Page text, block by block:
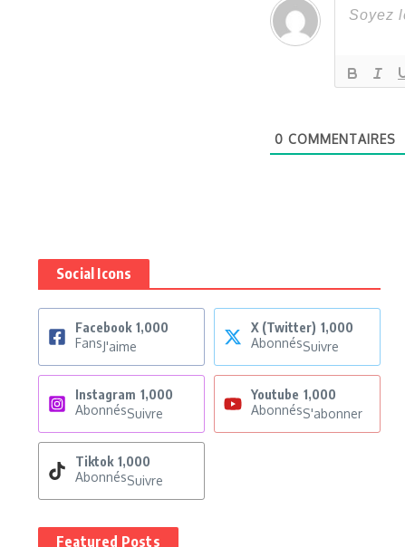
0 COMMENTAIRES
Social Icons
Facebook 1,000
FansJ'aime
X (Twitter) 1,000
AbonnésSuivre
Instagram 1,000
AbonnésSuivre
Youtube 1,000
AbonnésS'abonner
Tiktok 1,000
AbonnésSuivre
Featured Posts